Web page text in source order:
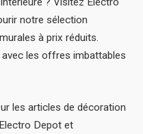
notre sélection
à prix réduits.
les offres imbattables
les articles de décoration
Depot et